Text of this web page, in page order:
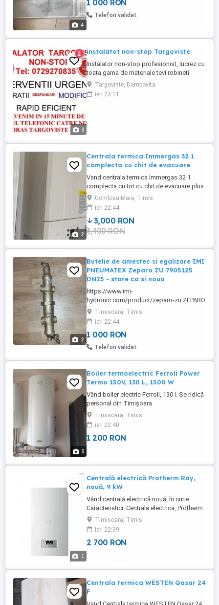
4
sistem de încălzire eficient și economic.
1 000 RON
Telefon validat
3
2 instalatot non-stop Targoviste
Instalator non-stop profesionist, lucrez cu
toata gama de materiale tevi robineti
racorduri montaj obiecte si armaturi
sanitare, instalez: hidrofoare, pompe
submersibile, boilere electrice, masini de
Targoviste, Dambovita
ieri 23:11
2
Centrala termica Immergas 32 1
complecta cu chit de evacuare
Vand centrala termica Immergas 32 1
complecta cu tot cu chit de evacuare plus
termostat Pret 3000 Lei cu tot cu termostat
Predare personala in Comlosu Mare Jud.
Timis Telefon Daca nu sunteti interesati
nu deranjati degeaba Centrala a fost
folosita foarte putin Putere 32 Kw
Comlosu Mare, Timis
ieri 22:44
3,000 RON
3,400 RON
2
Butelie de amestec si egalizare IMI
PNEUMATEX Zeparo ZU 7905125
DN25 - stare ca si noua
https://www.imi-
hydronic.com/product/zeparo-zu ZEPARO
ZUC contine separatorul de microbule in
partea de sus si cel de namol in partea de
jos MODEL DN [mm] Debit max. [m /h]
Temp. max.[ C] 790 5125 25 2 ...
Timisoara, Timis
ieri 22:44
1 000 RON
Telefon validat
3
Boiler termoelectric Ferroli Power
Termo 150V, 130 L, 1500 W
Vând boiler electric Ferroli, 130 l. Se ridică
personal din Timișoara
Timisoara, Timis
ieri 22:40
1 200 RON
1
Centrală electrică Protherm Ray,
nouă, 9 kW
Vând centrală electrică nouă, în cutie.
Caracteristici: Centrala electrica, Protherm
Ray 9 KE 14EU, 9 kW, randament 99.5%,
afisaj digital, vas de expansiune
incorporat, protectie la inghet, 410 x 740 x
315 mm
Timisoara, Timis
ieri 22:39
2 700 RON
Centrala termica WESTEN Qasar 24
F